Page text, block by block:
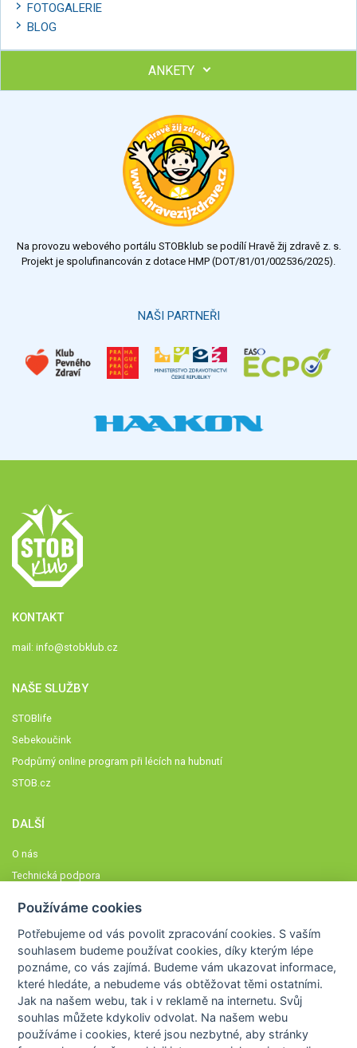
FOTOGALERIE
BLOG
ANKETY
Výsledky Všechny ankety
Na provozu webového portálu STOBklub se podílí Hravě žij zdravě z. s.
Projekt je spolufinancován z dotace HMP (DOT/81/01/002536/2025).
NAŠI PARTNEŘI
KONTAKT
mail: info@stobklub.cz
NAŠE SLUŽBY
STOBlife
Sebekoučink
Podpůrný online program při lécích na hubnutí
STOB.cz
DALŠÍ
O nás
Technická podpora
Členové STOBklubu
Zásady nakládání s osobními údaji
Otestujte se
Spočítejte si
Výzva 52
Používáme cookies
Potřebujeme od vás povolit zpracování cookies. S vaším
souhlasem budeme používat cookies, díky kterým lépe
poznáme,co vás zajímá. Budeme vám ukazovat informace,
které hledáte, a nebudeme vás obtěžovat těmi ostatními.
Jak na našem webu, tak i v reklamě na internetu. Svůj
souhlas můžete kdykoliv odvolat. Na našem webu
používáme i cookies, které jsou nezbytné, aby stránky